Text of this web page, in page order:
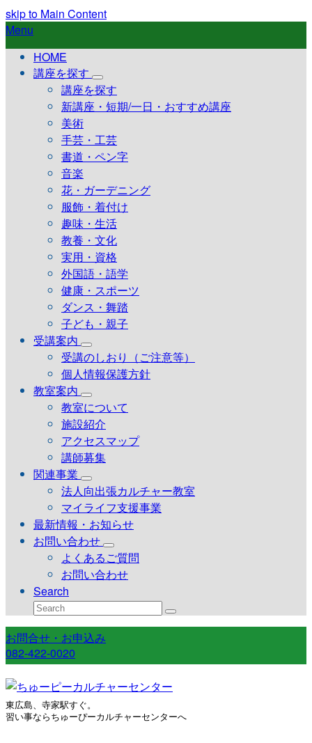
skip to Main Content
Menu
HOME
講座を探す
講座を探す
新講座・短期/一日・おすすめ講座
美術
手芸・工芸
書道・ペン字
音楽
花・ガーデニング
服飾・着付け
趣味・生活
教養・文化
実用・資格
外国語・語学
健康・スポーツ
ダンス・舞踏
子ども・親子
受講案内
受講のしおり（ご注意等）
個人情報保護方針
教室案内
教室について
施設紹介
アクセスマップ
講師募集
関連事業
法人向出張カルチャー教室
マイライフ支援事業
最新情報・お知らせ
お問い合わせ
よくあるご質問
お問い合わせ
Search
Search
Submit
お問合せ・お申込み
082-422-0020
東広島、寺家駅すぐ。
習い事ならちゅーぴーカルチャーセンターへ